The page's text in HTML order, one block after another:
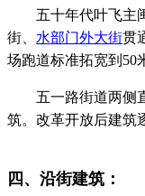
五十年代叶飞主
街、 水部门外大街贯
场跑道标准拓宽到50
五一路街道两侧直
筑。改革开放后建筑
四、沿街建筑：